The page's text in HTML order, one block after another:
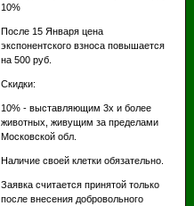
10%
После 15 Января цена
экспонентского взноса повышается
на 500 руб.
Скидки:
10% - выставляющим 3х и более
животных, живущим за пределами
Московской обл.
Наличие своей клетки обязательно.
Заявка считается принятой только
после внесения добровольного